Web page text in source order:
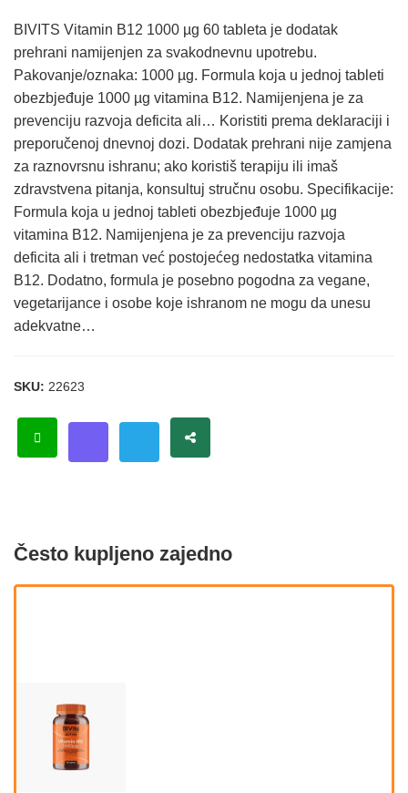
BIVITS Vitamin B12 1000 µg 60 tableta je dodatak
prehrani namijenjen za svakodnevnu upotrebu.
Pakovanje/oznaka: 1000 µg. Formula koja u jednoj tableti
obezbjeđuje 1000 µg vitamina B12. Namijenjena je za
prevenciju razvoja deficita ali… Koristiti prema deklaraciji i
preporučenoj dnevnoj dozi. Dodatak prehrani nije zamjena
za raznovrsnu ishranu; ako koristiš terapiju ili imaš
zdravstvena pitanja, konsultuj stručnu osobu. Specifikacije:
Formula koja u jednoj tableti obezbjeđuje 1000 µg
vitamina B12. Namijenjena je za prevenciju razvoja
deficita ali i tretman već postojećeg nedostatka vitamina
B12. Dodatno, formula je posebno pogodna za vegane,
vegetarijance i osobe koje ishranom ne mogu da unesu
adekvatne…
SKU: 22623
Često kupljeno zajedno